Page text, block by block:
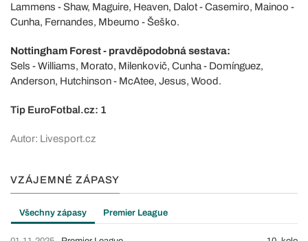
Lammens - Shaw, Maguire, Heaven, Dalot - Casemiro, Mainoo -
Cunha, Fernandes, Mbeumo - Šeško.
Nottingham Forest - pravděpodobná sestava:
Sels - Williams, Morato, Milenkovič, Cunha - Domínguez,
Anderson, Hutchinson - McAtee, Jesus, Wood.
Tip EuroFotbal.cz: 1
Autor: Livesport.cz
VZÁJEMNÉ ZÁPASY
Všechny zápasy Premier League